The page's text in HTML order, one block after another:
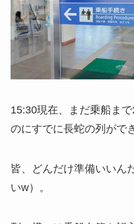
15:30現在、まだ乗船ま
のにすでに長蛇の列がで
皆、どんだけ準備いい
いw）。